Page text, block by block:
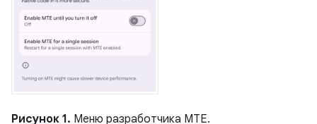
Рисунок 1. Меню разработчика MTE.